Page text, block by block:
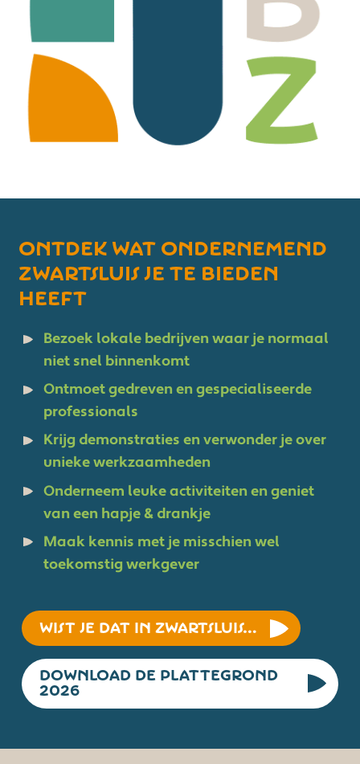
Ontdek wat ondernemend
Zwartsluis je te bieden
heeft
Bezoek lokale bedrijven waar je normaal
niet snel binnenkomt
Ontmoet gedreven en gespecialiseerde
professionals
Krijg demonstraties en verwonder je over
unieke werkzaamheden
Onderneem leuke activiteiten en geniet
van een hapje & drankje
Maak kennis met je misschien wel
toekomstig werkgever
WIST JE DAT IN ZWARTSLUIS…
DOWNLOAD DE PLATTEGROND
2026